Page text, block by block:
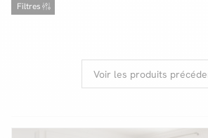
Facilité de paiements
Filtres
Voir les produits